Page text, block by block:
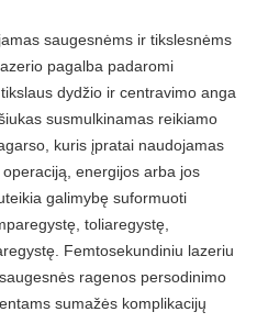
saugesnėms ir tikslesnėms
pagalba padaromi
dydžio ir centravimo anga
susmulkinamas reikiamo
kuris įpratai naudojamas
energijos arba jos
galimybę suformuoti
toliaregystę,
Femtosekundiniu lazeriu
ragenos persodinimo
sumažės komplikacijų